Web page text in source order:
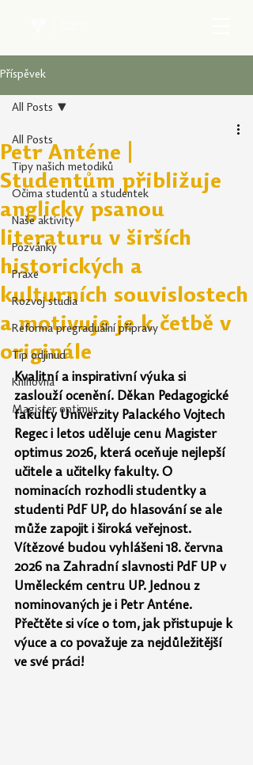
Příspěvek
All Posts
Tipy našich metodiků
Očima studentů a studentek
Naše aktivity
Pozvánky
Praxe
Rozvoj studia
Reforma pregraduální přípravy
Tip odjinud
Knihovna
Magister optimus
All Posts
Petr Anténe |
Studentům přibližuje
anglicky psanou
literaturu v širších
historických a
kulturních souvislostech
a motivuje je k četbě v
originále
Kvalitní a inspirativní výuka si
zaslouží ocenění. Děkan Pedagogické
fakulty Univerzity Palackého Vojtech
Regec i letos uděluje cenu Magister
optimus 2026, která oceňuje nejlepší
učitele a učitelky fakulty. O
nominacích rozhodli studentky a
studenti PdF UP, do hlasování se ale
může zapojit i široká veřejnost.
Vítězové budou vyhlášeni 18. června
2026 na Zahradní slavnosti PdF UP v
Uměleckém centru UP. Jednou z
nominovaných je i Petr Anténe.
Přečtěte si více o tom, jak přistupuje k
výuce a co považuje za nejdůležitější
ve své práci!